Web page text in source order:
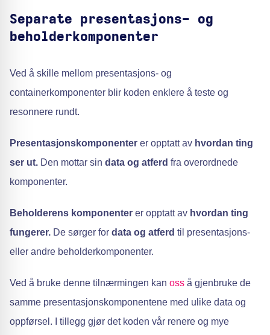
Separate presentasjons- og
beholderkomponenter
Ved å skille mellom presentasjons- og
containerkomponenter blir koden enklere å teste og
resonnere rundt.
Presentasjonskomponenter er opptatt av hvordan ting
ser ut. Den mottar sin data og atferd fra overordnede
komponenter.
Beholderens komponenter er opptatt av hvordan ting
fungerer. De sørger for data og atferd til presentasjons-
eller andre beholderkomponenter.
Ved å bruke denne tilnærmingen kan oss å gjenbruke de
samme presentasjonskomponentene med ulike data og
oppførsel. I tillegg gjør det koden vår renere og mye